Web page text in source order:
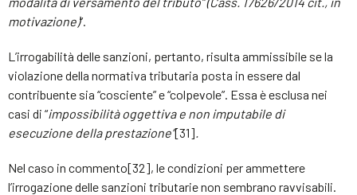
motivazione)”.
L’irrogabilità delle sanzioni, pertanto, risulta ammissibile se la
violazione della normativa tributaria posta in essere dal
contribuente sia “cosciente” e “colpevole”. Essa è esclusa nei
casi di “impossibilità oggettiva e non imputabile di
esecuzione della prestazione”[31]
Nel caso in commento[32], le condizioni per ammettere
l’irrogazione delle sanzioni tributarie non sembrano ravvisabili.